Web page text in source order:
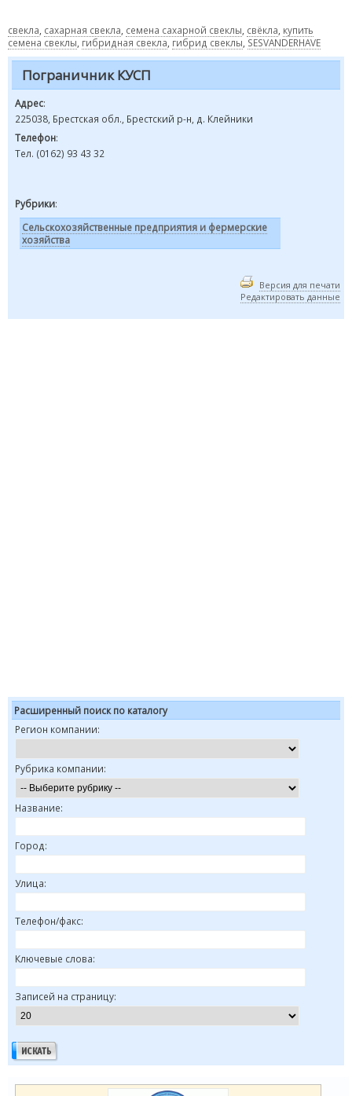
свекла сахарная свекла семена сахарной свеклы свёкла купить
семена свеклы гибридная свекла гибрид свеклы SESVANDERHAVE
Пограничник КУСП
Адрес:
225038, Брестская обл., Брестский р-н, д. Клейники
Телефон:
Тел. (0162) 93 43 32
Рубрики:
Сельскохозяйственные предприятия и фермерские
хозяйства
Версия для печати
Редактировать данные
Расширенный поиск по каталогу
Регион компании:
Рубрика компании:
Название:
Город:
Улица:
Телефон/факс:
Ключевые слова:
Записей на страницу: